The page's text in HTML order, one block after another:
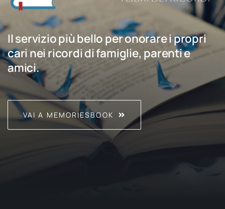
Il servizio più bello per onorare i propri
cari nei ricordi di famiglie, parenti e
amici.
VAI A MEMORIESBOOK